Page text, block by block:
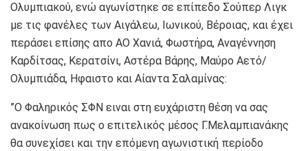
Ολυμπιακού, ενώ αγωνίστηκε σε επίπεδο Σούπερ Λιγκ
με τις φανέλες των Αιγάλεω, Ιωνικού, Βέροιας, και έχει
περάσει επίσης απο ΑΟ Χανιά, Φωστήρα, Αναγέννηση
Καρδίτσας, Κερατσίνι, Αστέρα Βάρης, Μαύρο Αετό/
Ολυμπιάδα, Ηφαιστο και Αίαντα Σαλαμίνας:
”Ο Φαληρικός ΣΦΝ ειναι στη ευχάριστη θέση να σας
ανακοίνωση πως ο επιτελικός μέσος Γ.Μελαμπιανάκης
θα συνεχίσει και την επόμενη αγωνιστική περίοδο